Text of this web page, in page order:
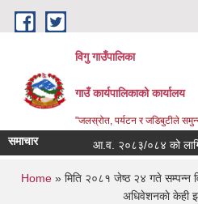
Skip to main content
विगु गाउँपालिका
गाउँ कार्यपालिकाको कार्यालय
"जलस्रोत, पर्यटन र जडिबुटीले
समाचार आ.व. २०८३/०८४ को लागि
You are here
Home » मिति २०८१ जेष्ठ २४ गते सम्पन्न
अधिवेशनकाे केही